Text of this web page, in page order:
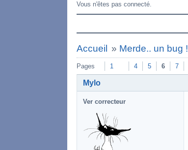
Vous n'êtes pas connecté.
Accueil » Merde.. un bug !
Pages 1 4 5 6 7
Mylo
Ver correcteur